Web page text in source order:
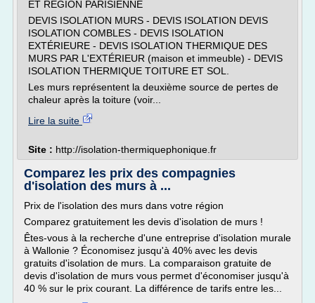
ET RÉGION PARISIENNE
DEVIS ISOLATION MURS - DEVIS ISOLATION DEVIS
ISOLATION COMBLES - DEVIS ISOLATION
EXTÉRIEURE - DEVIS ISOLATION THERMIQUE DES
MURS PAR L'EXTÉRIEUR (maison et immeuble) - DEVIS
ISOLATION THERMIQUE TOITURE ET SOL.
Les murs représentent la deuxième source de pertes de
chaleur après la toiture (voir...
Lire la suite
Site : http://isolation-thermiquephonique.fr
Comparez les prix des compagnies
d'isolation des murs à ...
Prix de l'isolation des murs dans votre région
Comparez gratuitement les devis d'isolation de murs !
Êtes-vous à la recherche d'une entreprise d'isolation murale
à Wallonie ? Économisez jusqu'à 40% avec les devis
gratuits d'isolation de murs. La comparaison gratuite de
devis d'isolation de murs vous permet d'économiser jusqu'à
40 % sur le prix courant. La différence de tarifs entre les...